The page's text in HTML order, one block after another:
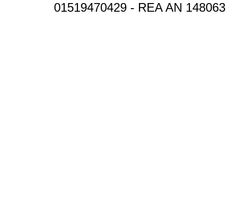
01519470429 - REA AN